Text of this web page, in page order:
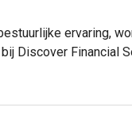
ervaring,
Discover Financial